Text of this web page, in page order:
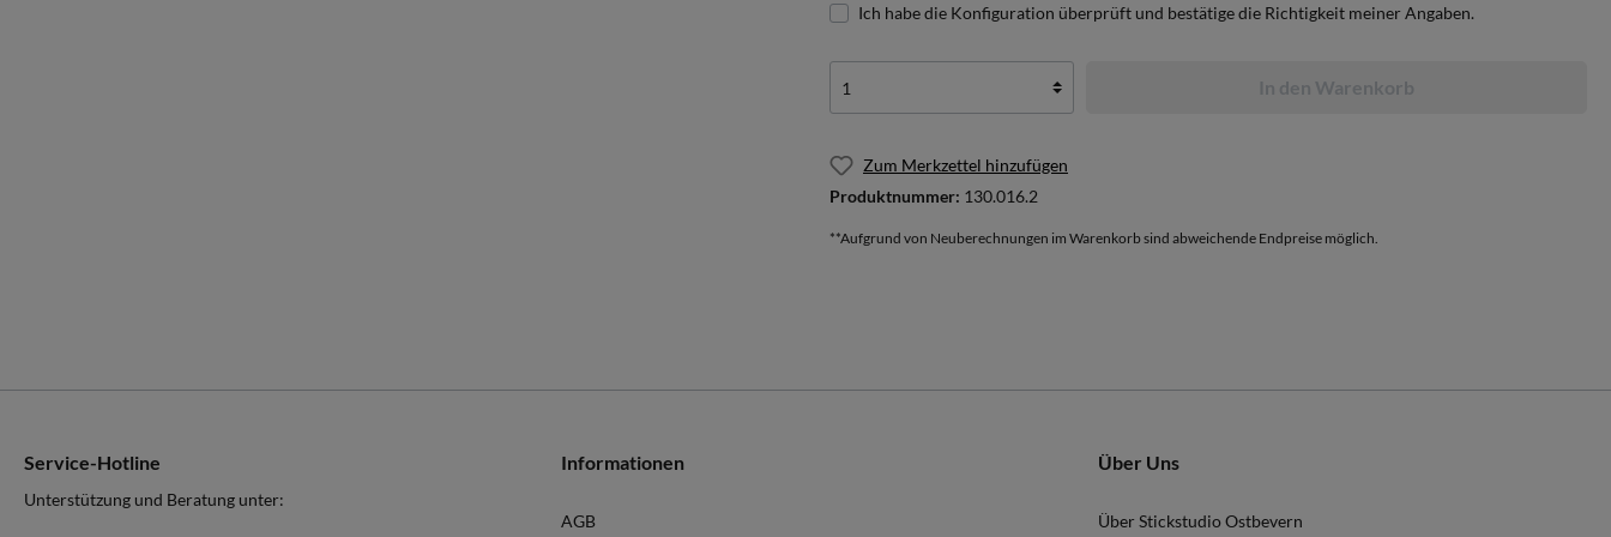
Ich habe die Konfiguration überprüft und bestätige die Richtigkeit meiner Angaben.
In den Warenkorb
Zum Merkzettel hinzufügen
Produktnummer: 130.016.2
**Aufgrund von Neuberechnungen im Warenkorb sind abweichende Endpreise möglich.
Service-Hotline
Unterstützung und Beratung unter:
Informationen
AGB
Über Uns
Über Stickstudio Ostbevern